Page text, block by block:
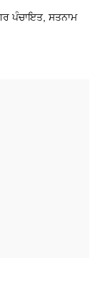
ਪੰਚਾਇਤ, ਸਤਨਾਮ